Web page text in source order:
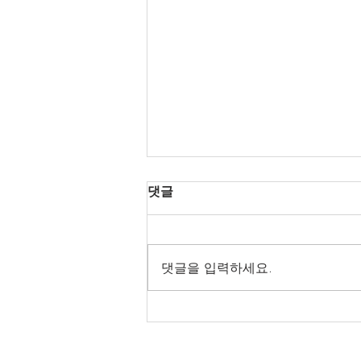
헬로밤 전국 오피가이드
댓글
댓글을 입력하세요.